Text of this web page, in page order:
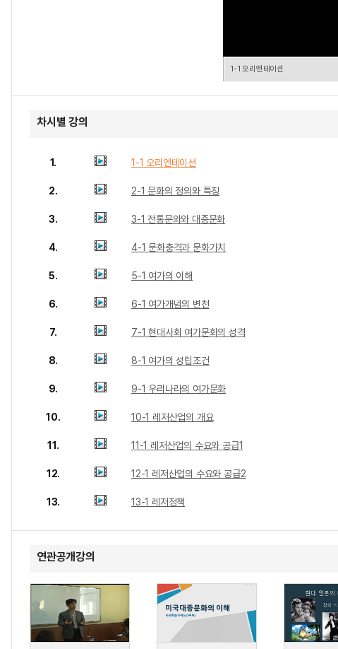
1-1 오리엔테이션
차시별 강의
1. 1-1 오리엔테이션
2. 2-1 문화의 정의와 특징
3. 3-1 전통문와와 대중문화
4. 4-1 문화충격과 문화가치
5. 5-1 여가의 이해
6. 6-1 여가개념의 변천
7. 7-1 현대사회 여가문화의 성격
8. 8-1 여가의 성립조건
9. 9-1 우리나라의 여가문화
10. 10-1 레저산업의 개요
11. 11-1 레저산업의 수요와 공급1
12. 12-1 레저산업의 수요와 공급2
13. 13-1 레저정책
연관공개강의